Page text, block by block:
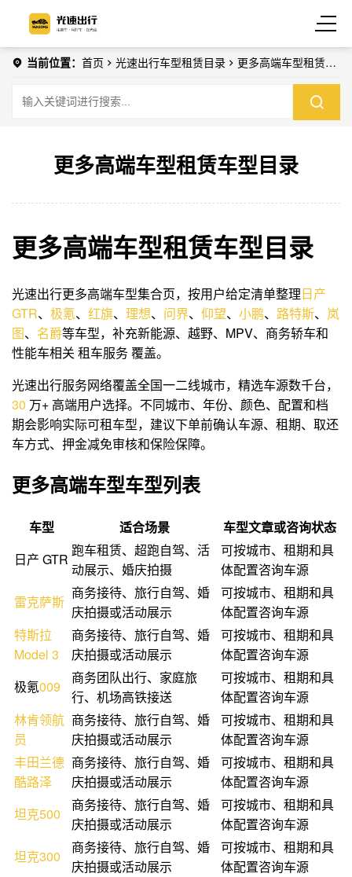
当前位置： 首页 光速出行车型租赁目录
更多高端车型租赁车
更多高端车型租赁车型目录
更多高端车型租赁车型目录
光速出行更多高端车型集合页，按用户给定清单整理日产
GTR、 极氪、 红旗、 理想、 问界、 仰望、 小鹏、 路特斯、 岚
图、 名爵等车型，补充新能源、越野、MPV、商务轿车和
性能车相关 租车服务 覆盖。
光速出行服务网络覆盖全国一二线城市，精选车源数千台，
30 万+ 高端用户选择。不同城市、年份、颜色、配置和档
期会影响实际可租车型，建议下单前确认车源、租期、取还
车方式、押金减免审核和保险保障。
更多高端车型车型列表
车型 适合场景
车型文章或咨询状态
日产 GTR
跑车租赁、超跑自驾、活
动展示、婚庆拍摄
可按城市、租期和具
体配置咨询车源
雷克萨斯
商务接待、旅行自驾、婚
庆拍摄或活动展示
可按城市、租期和具
体配置咨询车源
特斯拉
Model 3
商务接待、旅行自驾、婚
庆拍摄或活动展示
可按城市、租期和具
体配置咨询车源
极氪009
商务团队出行、家庭旅
行、机场高铁接送
可按城市、租期和具
体配置咨询车源
林肯领航
员
商务接待、旅行自驾、婚
庆拍摄或活动展示
可按城市、租期和具
体配置咨询车源
丰田兰德
酷路泽
商务接待、旅行自驾、婚
庆拍摄或活动展示
可按城市、租期和具
体配置咨询车源
坦克500
商务接待、旅行自驾、婚
庆拍摄或活动展示
可按城市、租期和具
体配置咨询车源
坦克300
商务接待、旅行自驾、婚
庆拍摄或活动展示
可按城市、租期和具
体配置咨询车源